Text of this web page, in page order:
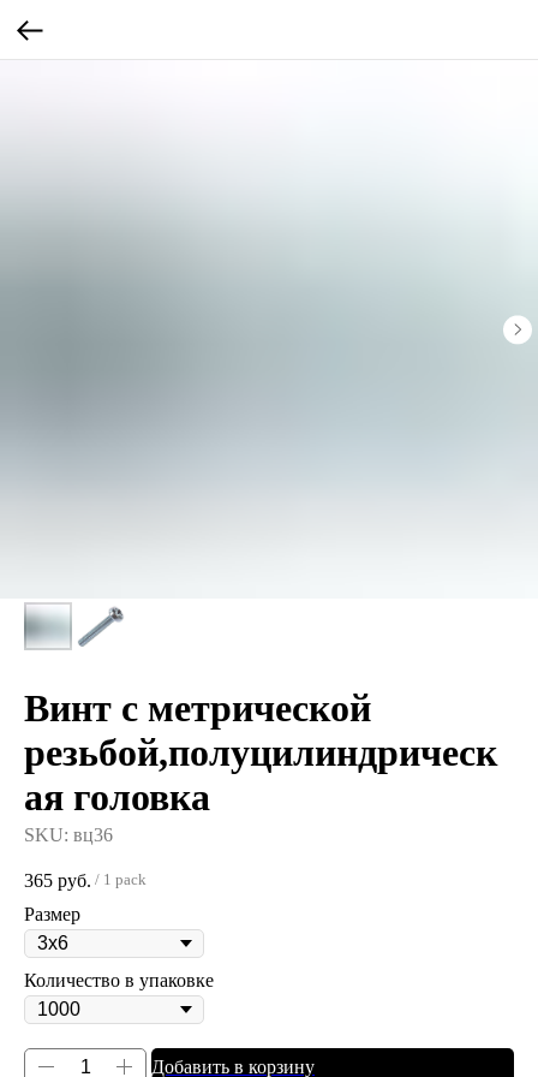
Винт с метрической
резьбой,полуцилиндрическ
ая головка
SKU: вц36
365 руб. / 1 pack
Размер
Количество в упаковке
Добавить в корзину